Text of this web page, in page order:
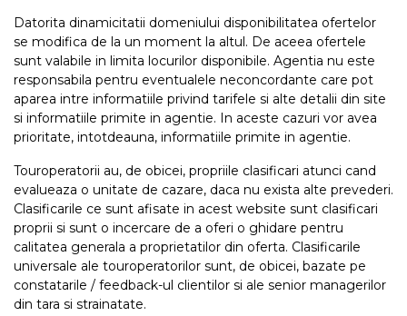
Datorita dinamicitatii domeniului disponibilitatea ofertelor
se modifica de la un moment la altul. De aceea ofertele
sunt valabile in limita locurilor disponibile. Agentia nu este
responsabila pentru eventualele neconcordante care pot
aparea intre informatiile privind tarifele si alte detalii din site
si informatiile primite in agentie. In aceste cazuri vor avea
prioritate, intotdeauna, informatiile primite in agentie.
Touroperatorii au, de obicei, propriile clasificari atunci cand
evalueaza o unitate de cazare, daca nu exista alte prevederi.
Clasificarile ce sunt afisate in acest website sunt clasificari
proprii si sunt o incercare de a oferi o ghidare pentru
calitatea generala a proprietatilor din oferta. Clasificarile
universale ale touroperatorilor sunt, de obicei, bazate pe
constatarile / feedback-ul clientilor si ale senior managerilor
din tara si strainatate.